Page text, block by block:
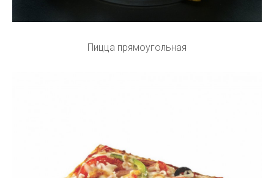
Пицца прямоугольная